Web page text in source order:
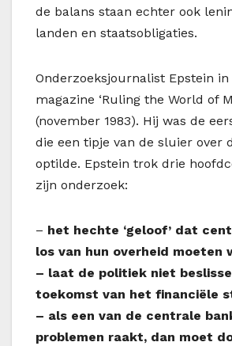
de balans staan echter ook
landen en staatsobligaties.
Onderzoeksjournalist Epstein in
magazine ‘Ruling the World of
(november 1983). Hij was de
die een tipje van de sluier over
optilde. Epstein trok drie
zijn onderzoek:
– het hechte ‘geloof’ dat
los van hun overheid moeten
– laat de politiek niet
toekomst van het financiële
– als een van de centrale
problemen raakt, dan moet